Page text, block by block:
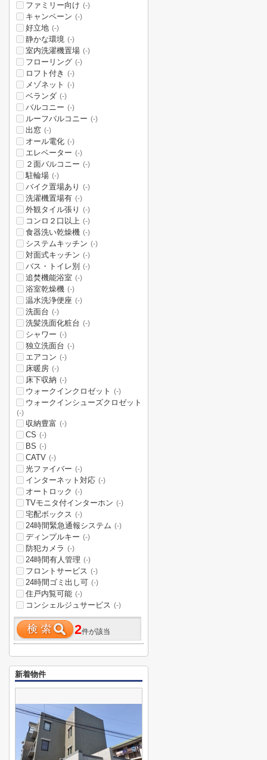
ファミリー向け (-)
キャンペーン (-)
好立地 (-)
静かな環境 (-)
室内洗濯機置場 (-)
フローリング (-)
ロフト付き (-)
メゾネット (-)
ベランダ (-)
バルコニー (-)
ルーフバルコニー (-)
出窓 (-)
オール電化 (-)
エレベーター (-)
２面バルコニー (-)
駐輪場 (-)
バイク置場あり (-)
洗濯機置場有 (-)
外観タイル張り (-)
コンロ２口以上 (-)
食器洗い乾燥機 (-)
システムキッチン (-)
対面式キッチン (-)
バス・トイレ別 (-)
追焚機能浴室 (-)
浴室乾燥機 (-)
温水洗浄便座 (-)
洗面台 (-)
洗髪洗面化粧台 (-)
シャワー (-)
独立洗面台 (-)
エアコン (-)
床暖房 (-)
床下収納 (-)
ウォークインクロゼット (-)
ウォークインシューズクロゼット
(-)
収納豊富 (-)
CS (-)
BS (-)
CATV (-)
光ファイバー (-)
インターネット対応 (-)
オートロック (-)
TVモニタ付インターホン (-)
宅配ボックス (-)
24時間緊急通報システム (-)
ディンプルキー (-)
防犯カメラ (-)
24時間有人管理 (-)
フロントサービス (-)
24時間ゴミ出し可 (-)
住戸内覧可能 (-)
コンシェルジュサービス (-)
2件が該当
新着物件